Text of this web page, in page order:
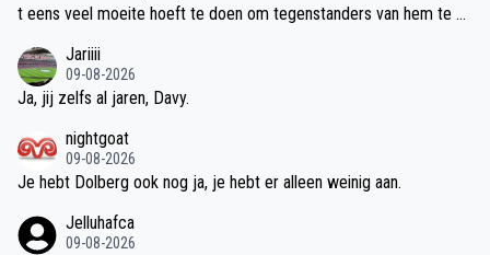
t eens veel moeite hoeft te doen om tegenstanders van hem te w
beton het is, zijn direct uit balans haha! En dan kan hij de bal nog o
p meerdere manieren controleren. Niet de meest verfijnde techni
st!
Jariiii
09-08-2026
Ja, jij zelfs al jaren, Davy.
nightgoat
09-08-2026
Je hebt Dolberg ook nog ja, je hebt er alleen weinig aan.
Jelluhafca
09-08-2026